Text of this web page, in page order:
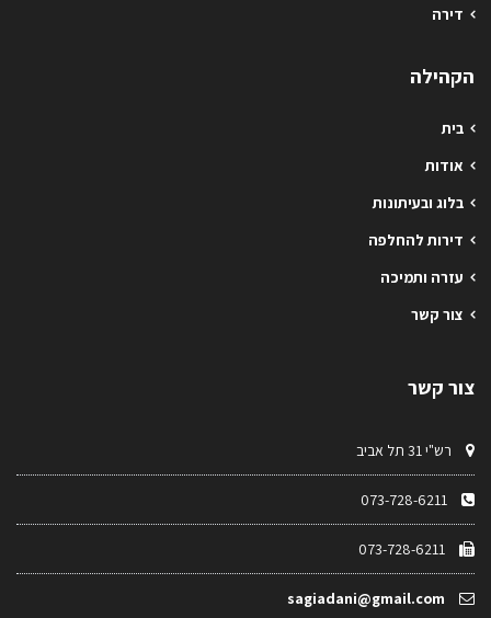
דירה
הקהילה
בית
אודות
בלוג ובעיתונות
דירות להחלפה
עזרה ותמיכה
צור קשר
צור קשר
רש"י 31 תל אביב
sagiadani@gmail.com